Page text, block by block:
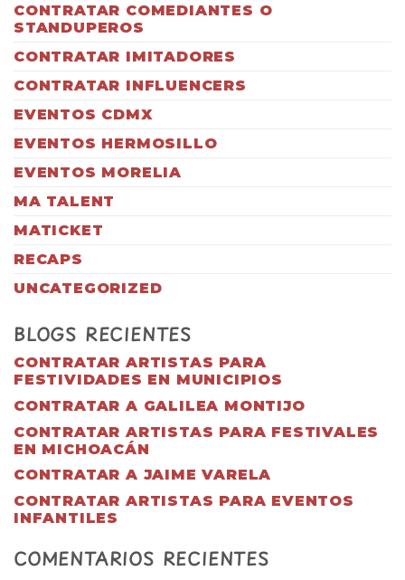
CONTRATAR COMEDIANTES O
STANDUPEROS
CONTRATAR IMITADORES
CONTRATAR INFLUENCERS
EVENTOS CDMX
EVENTOS HERMOSILLO
EVENTOS MORELIA
MA TALENT
MATICKET
RECAPS
UNCATEGORIZED
BLOGS RECIENTES
CONTRATAR ARTISTAS PARA
FESTIVIDADES EN MUNICIPIOS
CONTRATAR A GALILEA MONTIJO
CONTRATAR ARTISTAS PARA FESTIVALES
EN MICHOACÁN
CONTRATAR A JAIME VARELA
CONTRATAR ARTISTAS PARA EVENTOS
INFANTILES
COMENTARIOS RECIENTES